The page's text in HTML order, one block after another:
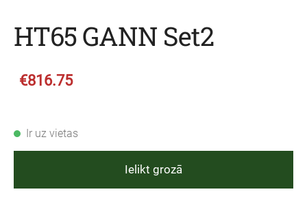
HT65 GANN Set2
€816.75
Ir uz vietas
Ielikt grozā